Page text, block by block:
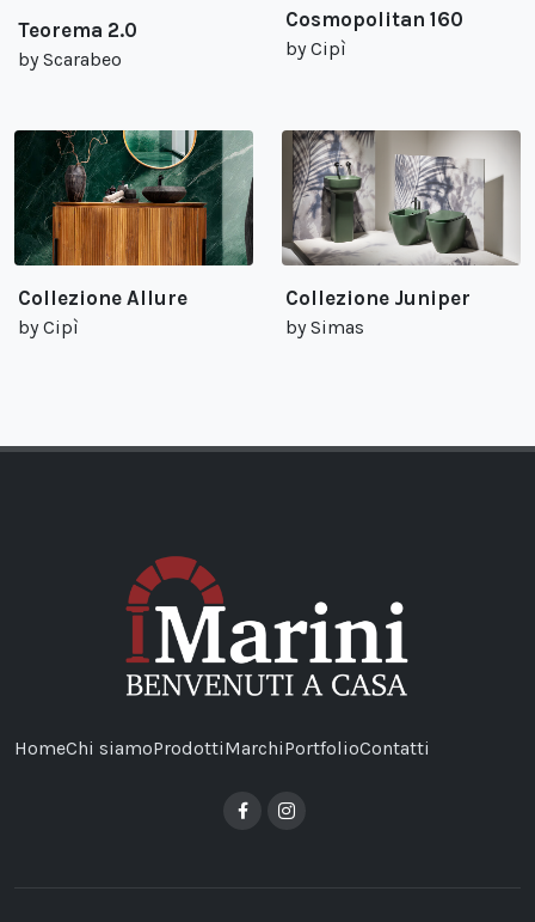
Teorema 2.0
by Scarabeo
Cosmopolitan 160
by Cipì
Collezione Allure
by Cipì
Collezione Juniper
by Simas
HomeChi siamoProdottiMarchiPortfolioContatti